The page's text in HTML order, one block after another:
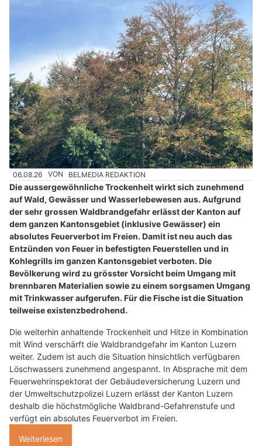
06.08.26 VON BELMEDIA REDAKTION
Die aussergewöhnliche Trockenheit wirkt sich zunehmend
auf Wald, Gewässer und Wasserlebewesen aus. Aufgrund
der sehr grossen Waldbrandgefahr erlässt der Kanton auf
dem ganzen Kantonsgebiet (inklusive Gewässer) ein
absolutes Feuerverbot im Freien. Damit ist neu auch das
Entzünden von Feuer in befestigten Feuerstellen und in
Kohlegrills im ganzen Kantonsgebiet verboten. Die
Bevölkerung wird zu grösster Vorsicht beim Umgang mit
brennbaren Materialien sowie zu einem sorgsamen Umgang
mit Trinkwasser aufgerufen. Für die Fische ist die Situation
teilweise existenzbedrohend.
Die weiterhin anhaltende Trockenheit und Hitze in Kombination
mit Wind verschärft die Waldbrandgefahr im Kanton Luzern
weiter. Zudem ist auch die Situation hinsichtlich verfügbaren
Löschwassers zunehmend angespannt. In Absprache mit dem
Feuerwehrinspektorat der Gebäudeversicherung Luzern und
der Umweltschutzpolizei Luzern erlässt der Kanton Luzern
deshalb die höchstmögliche Waldbrand-Gefahrenstufe und
verfügt ein absolutes Feuerverbot im Freien.
Weiterlesen